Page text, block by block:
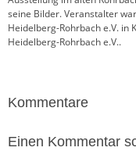
seine Bilder.Veranstalter
Heidelberg-Rohrbach e.V.
Heidelberg-Rohrbach e.V..
Kommentare
Einen Kommentar